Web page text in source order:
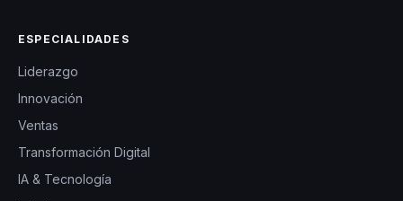
ESPECIALIDADES
Liderazgo
Innovación
Ventas
Transformación Digital
IA & Tecnología